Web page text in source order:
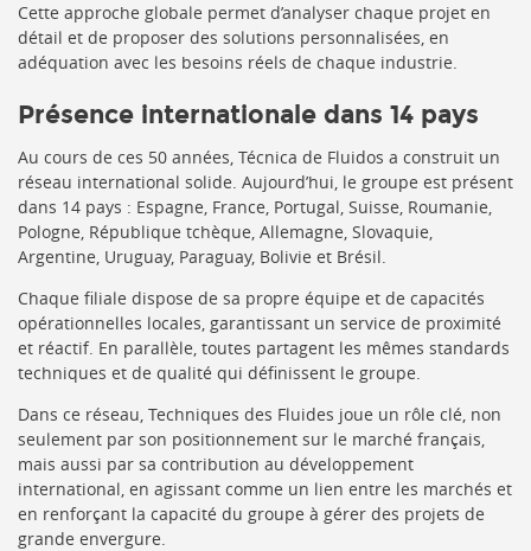
Cette approche globale permet d’analyser chaque projet en
détail et de proposer des solutions personnalisées, en
adéquation avec les besoins réels de chaque industrie.
Présence internationale dans 14 pays
Au cours de ces 50 années, Técnica de Fluidos a construit un
réseau international solide. Aujourd’hui, le groupe est présent
dans 14 pays : Espagne, France, Portugal, Suisse, Roumanie,
Pologne, République tchèque, Allemagne, Slovaquie,
Argentine, Uruguay, Paraguay, Bolivie et Brésil.
Chaque filiale dispose de sa propre équipe et de capacités
opérationnelles locales, garantissant un service de proximité
et réactif. En parallèle, toutes partagent les mêmes standards
techniques et de qualité qui définissent le groupe.
Dans ce réseau, Techniques des Fluides joue un rôle clé, non
seulement par son positionnement sur le marché français,
mais aussi par sa contribution au développement
international, en agissant comme un lien entre les marchés et
en renforçant la capacité du groupe à gérer des projets de
grande envergure.